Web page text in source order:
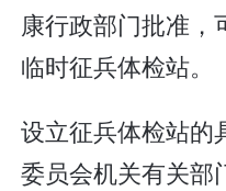
康行政部门批准，
临时征兵体检站。
设立征兵体检站的
委员会机关有关部